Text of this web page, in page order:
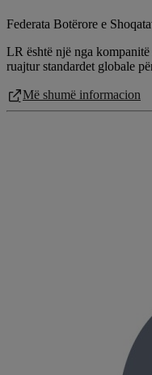
Federata Botërore e
LR është një nga
ruajtur standardet globale
Më shumë informacion